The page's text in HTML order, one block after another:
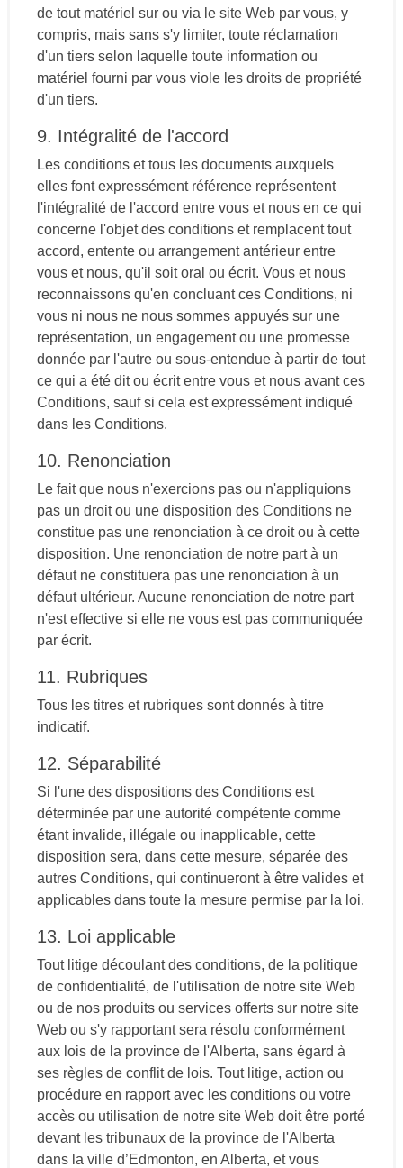
de tout matériel sur ou via le site Web par vous, y
compris, mais sans s'y limiter, toute réclamation
d'un tiers selon laquelle toute information ou
matériel fourni par vous viole les droits de propriété
d'un tiers.
9. Intégralité de l'accord
Les conditions et tous les documents auxquels
elles font expressément référence représentent
l'intégralité de l'accord entre vous et nous en ce qui
concerne l'objet des conditions et remplacent tout
accord, entente ou arrangement antérieur entre
vous et nous, qu'il soit oral ou écrit. Vous et nous
reconnaissons qu'en concluant ces Conditions, ni
vous ni nous ne nous sommes appuyés sur une
représentation, un engagement ou une promesse
donnée par l'autre ou sous-entendue à partir de tout
ce qui a été dit ou écrit entre vous et nous avant ces
Conditions, sauf si cela est expressément indiqué
dans les Conditions.
10. Renonciation
Le fait que nous n'exercions pas ou n'appliquions
pas un droit ou une disposition des Conditions ne
constitue pas une renonciation à ce droit ou à cette
disposition. Une renonciation de notre part à un
défaut ne constituera pas une renonciation à un
défaut ultérieur. Aucune renonciation de notre part
n'est effective si elle ne vous est pas communiquée
par écrit.
11. Rubriques
Tous les titres et rubriques sont donnés à titre
indicatif.
12. Séparabilité
Si l'une des dispositions des Conditions est
déterminée par une autorité compétente comme
étant invalide, illégale ou inapplicable, cette
disposition sera, dans cette mesure, séparée des
autres Conditions, qui continueront à être valides et
applicables dans toute la mesure permise par la loi.
13. Loi applicable
Tout litige découlant des conditions, de la politique
de confidentialité, de l'utilisation de notre site Web
ou de nos produits ou services offerts sur notre site
Web ou s'y rapportant sera résolu conformément
aux lois de la province de l'Alberta, sans égard à
ses règles de conflit de lois. Tout litige, action ou
procédure en rapport avec les conditions ou votre
accès ou utilisation de notre site Web doit être porté
devant les tribunaux de la province de l'Alberta
dans la ville d’Edmonton, en Alberta, et vous